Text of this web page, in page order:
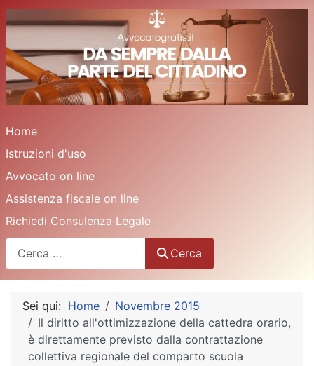
Home
Istruzioni d'uso
Avvocato on line
Assistenza fiscale on line
Richiedi Consulenza Legale
Cerca
Sei qui: Home
Novembre 2015
Il diritto all'ottimizzazione della cattedra orario,
è direttamente previsto dalla contrattazione
collettiva regionale del comparto scuola